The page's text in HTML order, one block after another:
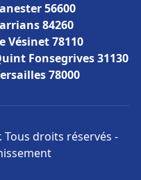
56600
84260
Vésinet 78110
Fonsegrives 31130
78000
Tous droits réservés -